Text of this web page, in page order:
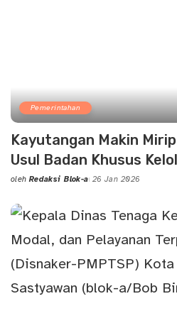
Pemerintahan
Kayutangan Makin
Usul Badan Khusus
Posted
oleh Redaksi Blok-a 26 Jan 2026